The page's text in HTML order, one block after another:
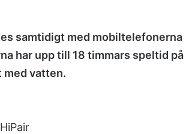
samtidigt med mobiltelefonerna
har upp till 18 timmars speltid på
med vatten.